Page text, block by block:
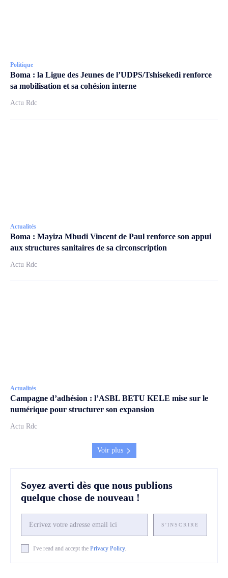
Politique
Boma : la Ligue des Jeunes de l’UDPS/Tshisekedi renforce
sa mobilisation et sa cohésion interne
Actu Rdc
Actualités
Boma : Mayiza Mbudi Vincent de Paul renforce son appui
aux structures sanitaires de sa circonscription
Actu Rdc
Actualités
Campagne d’adhésion : l’ASBL BETU KELE mise sur le
numérique pour structurer son expansion
Actu Rdc
Voir plus
Soyez averti dès que nous publions
quelque chose de nouveau !
S'INSCRIRE
I've read and accept the Privacy Policy.